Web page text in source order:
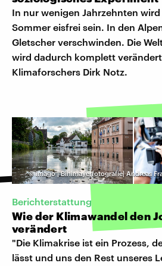
In nur wenigen Jahrzehnten
Sommer eisfrei sein. In den
Gletscher verschwinden. Die
wird dadurch komplett
Klimaforschers Dirk Notz.
©imago | Bihlmayerfotografie| Andreas
Berichterstattung
Wie der Klimawandel den
verändert
"Die Klimakrise ist ein Prozess,
lässt und uns den Rest unseres